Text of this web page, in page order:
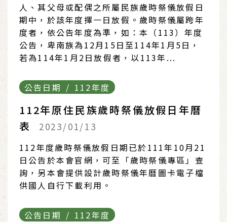
人、其父母或配偶之所屬民族歲時祭儀放假日
期中，於該年度擇一日放假。歲時祭儀屬跨年
度者，依公告年度為準，如：本（113）年度
公告，卑南族為12月15日至114年1月5日，
若為114年1月2日放假者，以113年...
公告日期 / 112年度
112年原住民族歲時祭儀放假日年曆
表
2023/01/13
112年度歲時祭儀放假日期已於111年10月21
日公告於本會官網，可至「歲時祭儀專區」查
詢，另本會提供設計歲時祭儀年曆圖卡電子檔
供國人自行下載利用。
公告日期 / 112年度